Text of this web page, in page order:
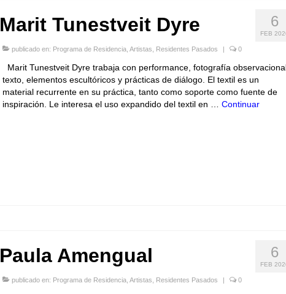
6
FEB
Marit Tunestveit Dyre
publicado en: Programa de Residencia, Artistas Residentes Pasados 0
Marit Tunestveit Dyre trabaja con performance, fotografía
texto, elementos escultóricos y prácticas de diálogo. El textil es un
material recurrente en su práctica, tanto como soporte como fuente de
inspiración. Le interesa el uso expandido del textil en … Continuar
6
FEB
Paula Amengual
publicado en: Programa de Residencia, Artistas Residentes Pasados | 0